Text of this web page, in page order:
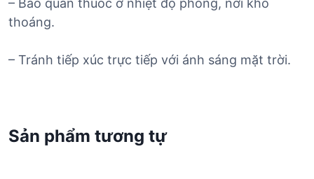
– Bảo quản thuốc ở nhiệt độ phòng, nơi khô
thoáng.
– Tránh tiếp xúc trực tiếp với ánh sáng mặt trời.
Sản phẩm tương tự